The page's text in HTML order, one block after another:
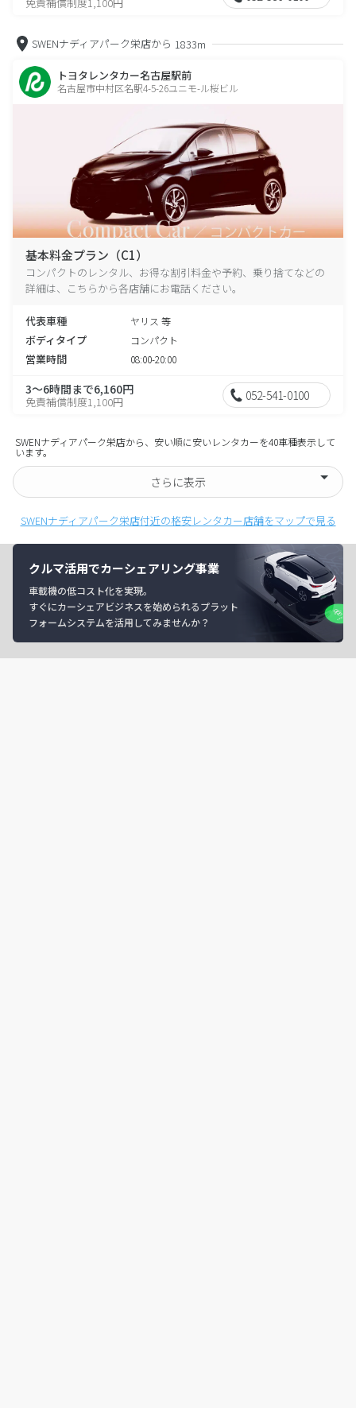
SWENナディアパーク栄店から 1833m
トヨタレンタカー名古屋駅前
名古屋市中村区名駅4-5-26ユニモ-ル桜ビル
基本料金プラン（C1）
コンパクトのレンタル、お得な割引料金や予約、乗り捨てなどの
詳細は、こちらから各店舗にお電話ください。
代表車種 ヤリス 等
ボディタイプ コンパクト
営業時間 08:00-20:00
3～6時間まで6,160円
免責補償制度1,100円 052-541-0100
SWENナディアパーク栄店から、安い順に安いレンタカーを40車種表示して
います。
さらに表示
SWENナディアパーク栄店付近の格安レンタカー店舗をマップで見る
クルマ活用でカーシェアリング事業
車載機の低コスト化を実現。
すぐにカーシェアビジネスを始められるプラット
フォームシステムを活用してみませんか？